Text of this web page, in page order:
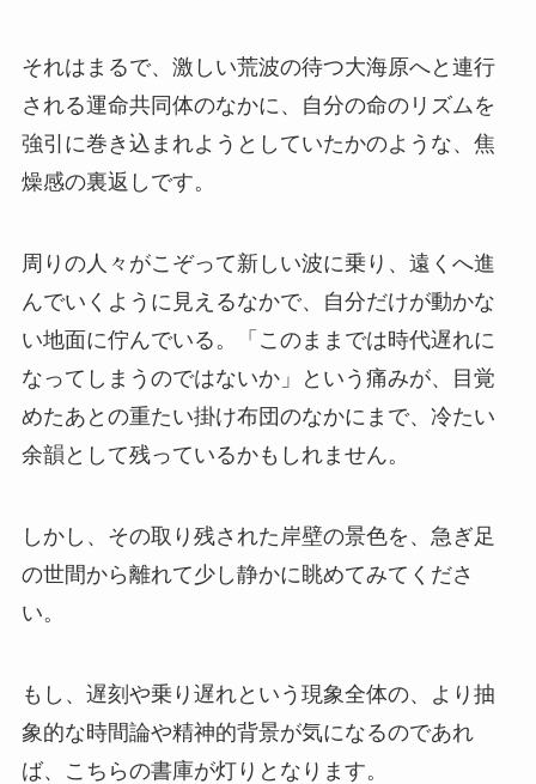
それはまるで、激しい荒波の待つ大海原へと連行
される運命共同体のなかに、自分の命のリズムを
強引に巻き込まれようとしていたかのような、焦
燥感の裏返しです。
周りの人々がこぞって新しい波に乗り、遠くへ進
んでいくように見えるなかで、自分だけが動かな
い地面に佇んでいる。「このままでは時代遅れに
なってしまうのではないか」という痛みが、目覚
めたあとの重たい掛け布団のなかにまで、冷たい
余韻として残っているかもしれません。
しかし、その取り残された岸壁の景色を、急ぎ足
の世間から離れて少し静かに眺めてみてくださ
い。
もし、遅刻や乗り遅れという現象全体の、より抽
象的な時間論や精神的背景が気になるのであれ
ば、こちらの書庫が灯りとなります。